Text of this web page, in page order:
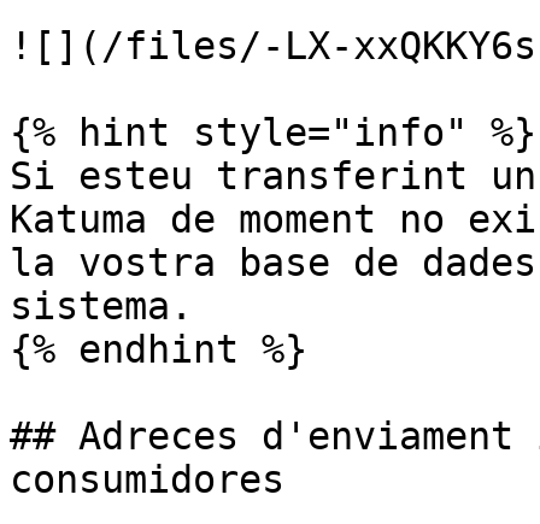
![](/files/-LX-
{% hint style="info" %}
Si esteu transferint
Katuma de moment no
la vostra base de
sistema.
{% endhint %}
## Adreces
consumidores